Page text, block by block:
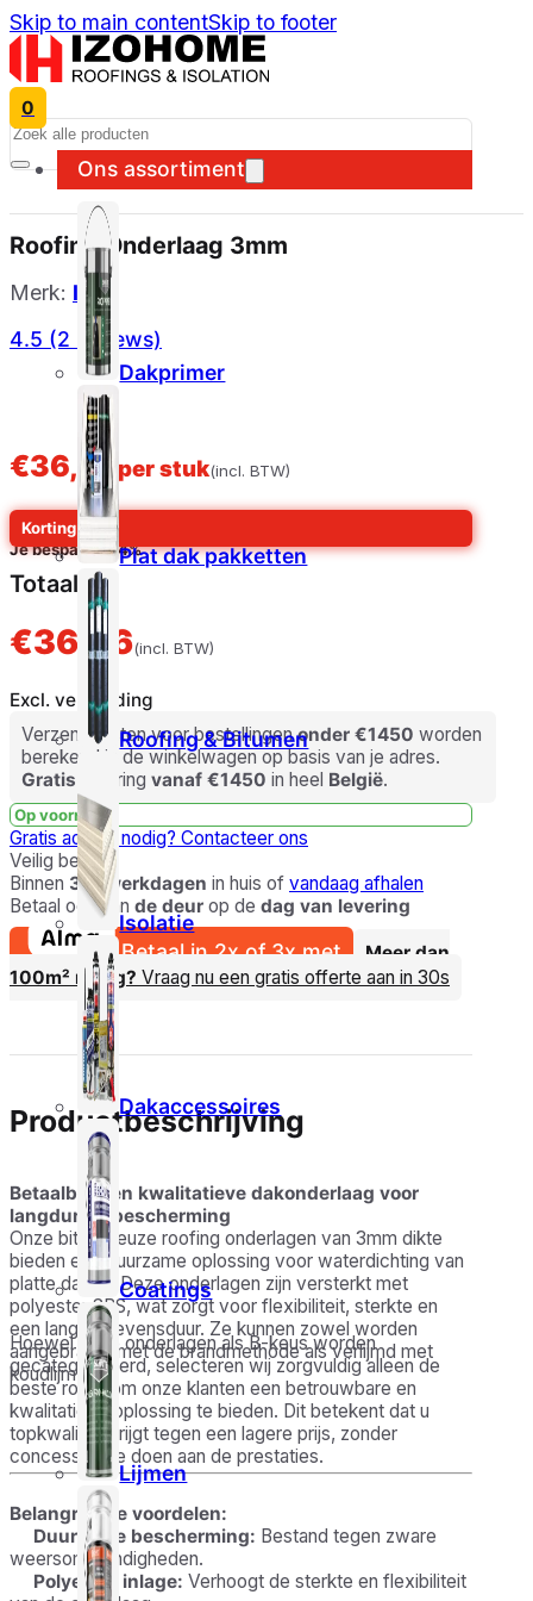
Skip to main contentSkip to footer
0
Ons assortiment
Dakprimer
Plat dak pakketten
Roofing & Bitumen
Isolatie
Dakaccessoires
Coatings
Lijmen
Search
Roofing Onderlaag 3mm
Merk: IKO
4.5 (2 reviews)
€36,86 per stuk(incl. BTW)
Korting
Meestal:€42,99
Je bespaart-14%
Totaal
€36,86(incl. BTW)
Excl. verzending
Verzendkosten voor bestellingenonder €1450 worden
berekend in de winkelwagen op basis van je adres.
Gratis levering vanaf €1450 in heel België.
Op voorraad
Gratis advies nodig? Contacteer ons
Veilig betalen
Binnen 3-5 werkdagen in huis of vandaag afhalen
Betaal ook aan de deur op de dag van levering
Betaal in 2x of 3x met
Meer dan
100m² nodig? Vraag nu een gratis offerte aan in 30s
Productbeschrijving
Betaalbare en kwalitatieve dakonderlaag voor
langdurige bescherming
Onze bitumineuze roofing onderlagen van 3mm dikte
bieden een duurzame oplossing voor waterdichting van
platte daken. Deze onderlagen zijn versterkt met
polyester SBS, wat zorgt voor flexibiliteit, sterkte en
een langere levensduur. Ze kunnen zowel worden
aangebracht met de brandmethode als verlijmd met
koudlijm.
Hoewel deze onderlagen als B-keus worden
gecategoriseerd, selecteren wij zorgvuldig alleen de
beste rollen om onze klanten een betrouwbare en
kwalitatieve oplossing te bieden. Dit betekent dat u
topkwaliteit krijgt tegen een lagere prijs, zonder
concessies te doen aan de prestaties.
Belangrijkste voordelen:
Duurzame bescherming: Bestand tegen zware
weersomstandigheden.
Polyester inlage: Verhoogt de sterkte en flexibiliteit